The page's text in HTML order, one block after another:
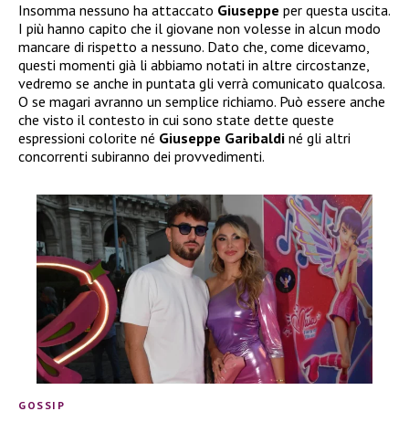
Insomma nessuno ha attaccato Giuseppe per questa uscita.
I più hanno capito che il giovane non volesse in alcun modo
mancare di rispetto a nessuno. Dato che, come dicevamo,
questi momenti già li abbiamo notati in altre circostanze,
vedremo se anche in puntata gli verrà comunicato qualcosa.
O se magari avranno un semplice richiamo. Può essere anche
che visto il contesto in cui sono state dette queste
espressioni colorite né Giuseppe Garibaldi né gli altri
concorrenti subiranno dei provvedimenti.
GOSSIP